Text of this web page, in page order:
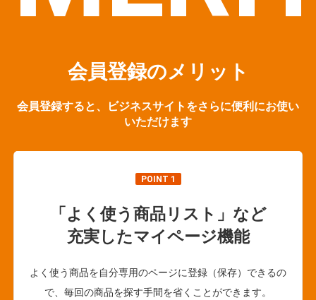
会員登録のメリット
会員登録すると、ビジネスサイトをさらに便利にお使い
いただけます
POINT 1
「よく使う商品リスト」など
充実したマイページ機能
よく使う商品を自分専用のページに登録（保存）できるの
で、毎回の商品を探す手間を省くことができます。